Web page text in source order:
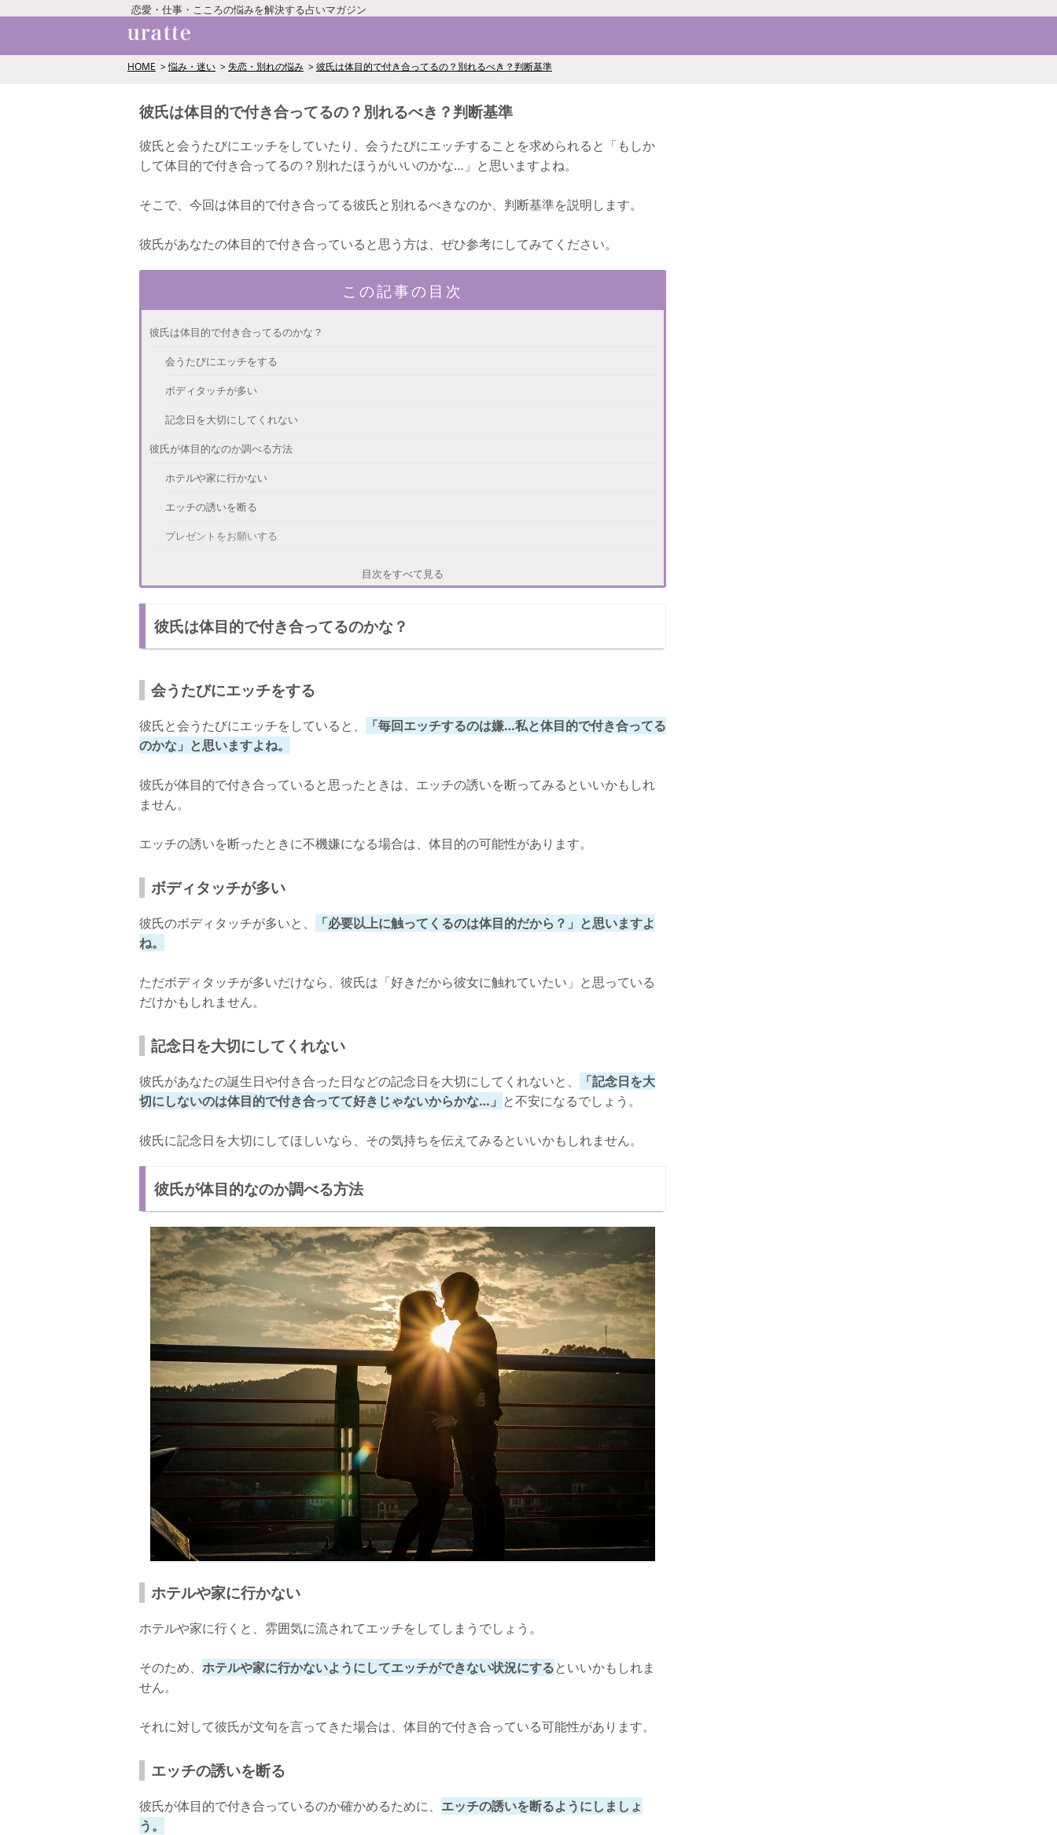
恋愛・仕事・こころの悩みを解決する占いマガジン
HOME 悩み・迷い 失恋・別れの悩み 彼氏は体目的で付き合ってるの？別れるべき？判断基準
彼氏は体目的で付き合ってるの？別れるべき？判断基準
彼氏と会うたびにエッチをしていたり、会うたびにエッチすることを求められると「もしか
して体目的で付き合ってるの？別れたほうがいいのかな…」と思いますよね。
そこで、今回は体目的で付き合ってる彼氏と別れるべきなのか、判断基準を説明します。
彼氏があなたの体目的で付き合っていると思う方は、ぜひ参考にしてみてください。
この記事の目次
彼氏は体目的で付き合ってるのかな？
会うたびにエッチをする
ボディタッチが多い
記念日を大切にしてくれない
彼氏が体目的なのか調べる方法
ホテルや家に行かない
エッチの誘いを断る
プレゼントをお願いする
別れて後悔するなら別れないほうがいい
もう終わりにしよう！別れる方法
別れる覚悟をする
友達といる時間を増やす
目次をすべて見る
彼氏は体目的で付き合ってるのかな？
会うたびにエッチをする
彼氏と会うたびにエッチをしていると、
「毎回エッチするのは嫌…私と体目的で付き合ってる
のかな」と思いますよね。
彼氏が体目的で付き合っていると思ったときは、エッチの誘いを断ってみるといいかもしれ
ません。
エッチの誘いを断ったときに不機嫌になる場合は、体目的の可能性があります。
ボディタッチが多い
彼氏のボディタッチが多いと、
「必要以上に触ってくるのは体目的だから？」と思いますよ
ね。
ただボディタッチが多いだけなら、彼氏は「好きだから彼女に触れていたい」と思っている
だけかもしれません。
記念日を大切にしてくれない
彼氏があなたの誕生日や付き合った日などの記念日を大切にしてくれないと、
「記念日を大
切にしないのは体目的で付き合ってて好きじゃないからかな…」 と不安になるでしょう。
彼氏に記念日を大切にしてほしいなら、その気持ちを伝えてみるといいかもしれません。
彼氏が体目的なのか調べる方法
ホテルや家に行かない
ホテルや家に行くと、雰囲気に流されてエッチをしてしまうでしょう。
そのため、 ホテルや家に行かないようにしてエッチができない状況にするといいかもしれま
せん。
それに対して彼氏が文句を言ってきた場合は、体目的で付き合っている可能性があります。
エッチの誘いを断る
彼氏が体目的で付き合っているのか確かめるために、 エッチの誘いを断るようにしましょ
う。